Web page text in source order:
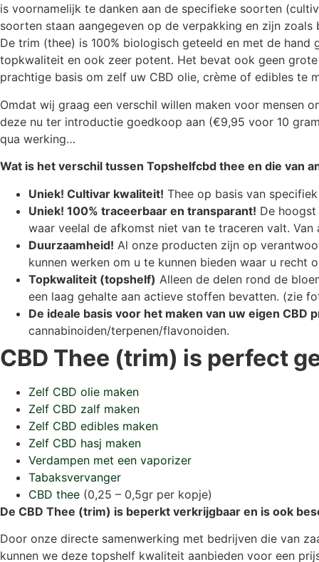
is voornamelijk te danken aan de specifieke soorten
soorten staan aangegeven op de verpakking en zijn
De trim (thee) is 100% biologisch geteeld en met de
topkwaliteit en ook zeer potent. Het bevat ook geen
prachtige basis om zelf uw CBD olie, crème of edibles te
Omdat wij graag een verschil willen maken voor mensen
deze nu ter introductie goedkoop aan (€9,95 voor 10
qua werking…
Wat is het verschil tussen Topshelfcbd thee en die van
Uniek! Cultivar kwaliteit! Thee op basis van
Uniek! 100% traceerbaar en transparant! De
waar veelal de afkomst niet van te traceren valt.
Duurzaamheid! Al onze producten zijn op
kunnen werken om u te kunnen bieden waar u recht
Topkwaliteit (topshelf) Alleen de delen rond de
een laag gehalte aan actieve stoffen bevatten. (zie
De ideale basis voor het maken van uw eigen CBD
cannabinoiden/terpenen/flavonoiden.
CBD Thee (trim) is perfect
Zelf CBD olie maken
Zelf CBD zalf maken
Zelf CBD edibles maken
Zelf CBD hasj maken
Verdampen met een vaporizer
Tabaksvervanger
CBD thee (0,25 – 0,5gr per kopje)
De CBD Thee (trim) is beperkt verkrijgbaar en is ook
Door onze directe samenwerking met bedrijven die van
kunnen we deze topshelf kwaliteit aanbieden voor een